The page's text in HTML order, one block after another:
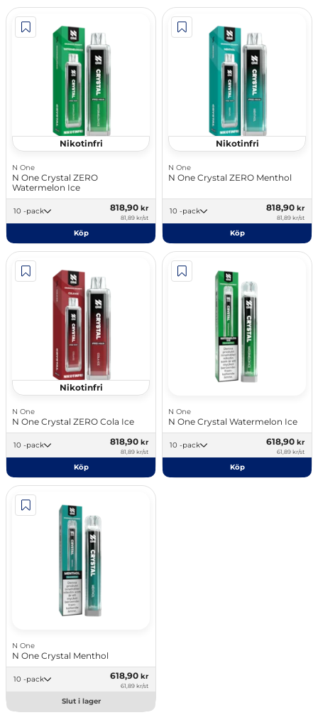
Nikotinfri
N One
N One Crystal ZERO
Watermelon Ice
10 -pack 818,90 kr
81,89 kr/st
Köp
Nikotinfri
N One
N One Crystal ZERO Menthol
10 -pack 818,90 kr
81,89 kr/st
Köp
Nikotinfri
N One
N One Crystal ZERO Cola Ice
10 -pack 818,90 kr
81,89 kr/st
Köp
N One
N One Crystal Watermelon Ice
10 -pack 618,90 kr
61,89 kr/st
Köp
N One
N One Crystal Menthol
10 -pack 618,90 kr
61,89 kr/st
Slut i lager